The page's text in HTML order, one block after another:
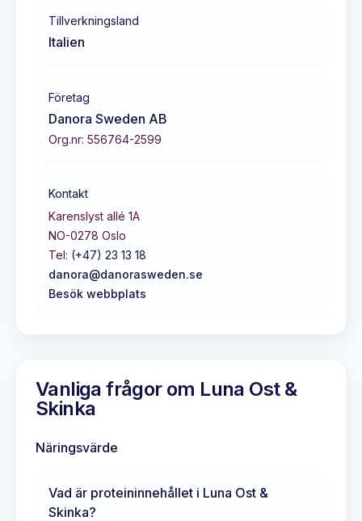
Tillverkningsland
Italien
Företag
Danora Sweden AB
Org.nr: 556764-2599
Kontakt
Karenslyst allé 1A
NO-0278 Oslo
Tel: (+47) 23 13 18
danora@danorasweden.se
Besök webbplats
Vanliga frågor om Luna Ost &
Skinka
Näringsvärde
Vad är proteininnehållet i Luna Ost &
Skinka?